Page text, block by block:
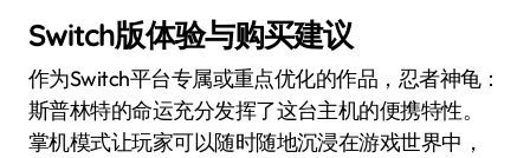
Switch版体验与购买建议
作为Switch平台专属或重点优化的作品，忍者神龟：
斯普林特的命运充分发挥了这台主机的便携特性。
掌机模式让玩家可以随时随地沉浸在游戏世界中，